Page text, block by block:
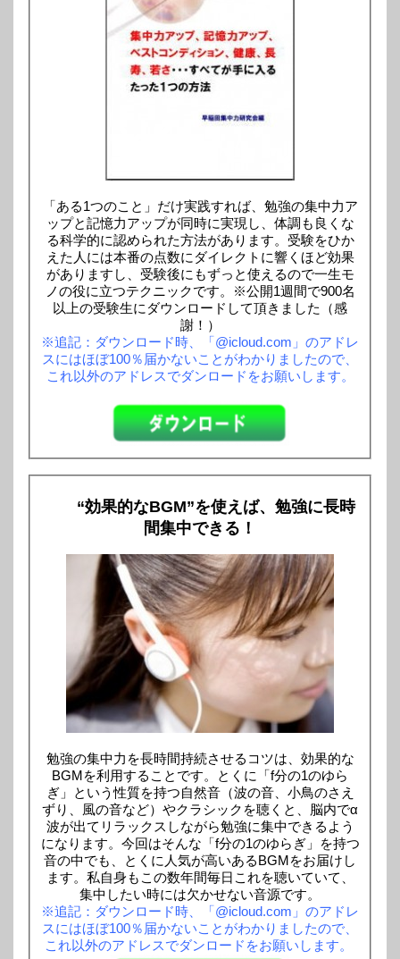
「ある1つのこと」だけ実践すれば、勉強の集中力ア
ップと記憶力アップが同時に実現し、体調も良くな
る科学的に認められた方法があります。受験をひか
えた人には本番の点数にダイレクトに響くほど効果
がありますし、受験後にもずっと使えるので一生モ
ノの役に立つテクニックです。※公開1週間で900名
以上の受験生にダウンロードして頂きました（感
謝！）
※追記：ダウンロード時、「@icloud.com」のアドレ
スにはほぼ100％届かないことがわかりましたので、
これ以外のアドレスでダンロードをお願いします。
“効果的なBGM”を使えば、勉強に長時
間集中できる！
勉強の集中力を長時間持続させるコツは、効果的な
BGMを利用することです。とくに「f分の1のゆら
ぎ」という性質を持つ自然音（波の音、小鳥のさえ
ずり、風の音など）やクラシックを聴くと、脳内でα
波が出てリラックスしながら勉強に集中できるよう
になります。今回はそんな「f分の1のゆらぎ」を持つ
音の中でも、とくに人気が高いあるBGMをお届けし
ます。私自身もこの数年間毎日これを聴いていて、
集中したい時には欠かせない音源です。
※追記：ダウンロード時、「@icloud.com」のアドレ
スにはほぼ100％届かないことがわかりましたので、
これ以外のアドレスでダンロードをお願いします。